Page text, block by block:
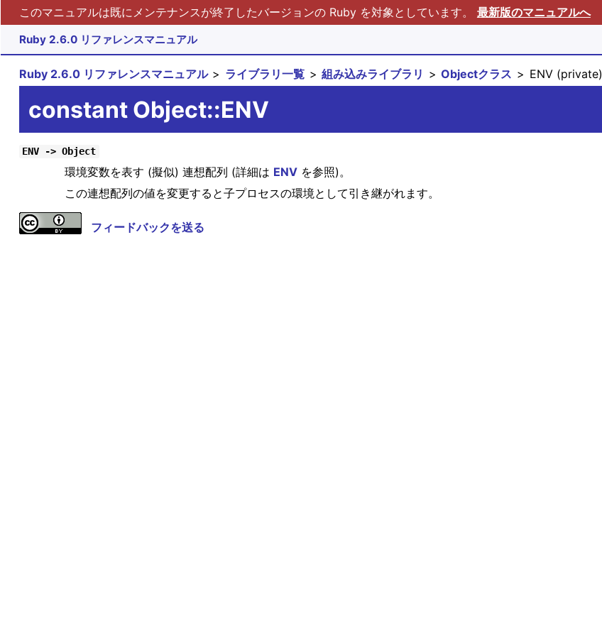
このマニュアルは既にメンテナンスが終了したバージョンの Ruby を対象としています。 最新版のマニュアルへ
Ruby 2.6.0 リファレンスマニュアル
Ruby 2.6.0 リファレンスマニュアル ライブラリ一覧 組み込みライブラリ Objectクラス ENV (private)
constant Object::ENV
ENV -> Object
環境変数を表す (擬似) 連想配列 (詳細は ENVを参照)。
この連想配列の値を変更すると子プロセスの環境として引き継がれます。
フィードバックを送る